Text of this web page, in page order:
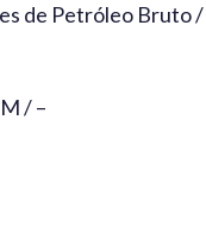
de Petróleo Bruto
/ –